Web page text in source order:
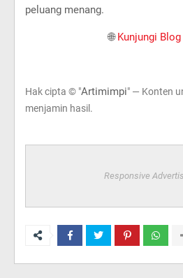
peluang menang.
🌐Kunjungi
Hak cipta © "Artimimpi" — Konten
menjamin hasil.
Responsive